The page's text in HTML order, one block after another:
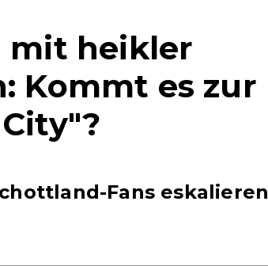
mit heikler
Kommt es zur
Fans eskalieren